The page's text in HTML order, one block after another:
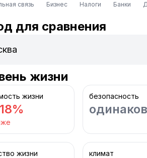
связь
Бизнес Налоги Банки
для сравнения
жизни
жизни безопасность
жизни климат